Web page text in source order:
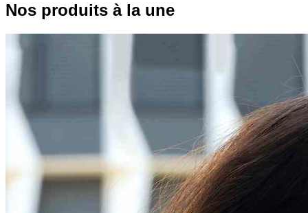
Nos produits à la une